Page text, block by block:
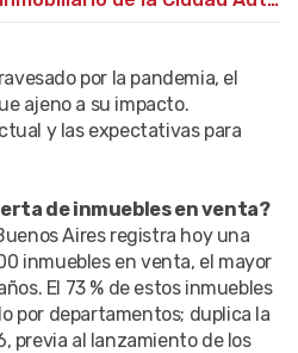
por la pandemia, el
ajeno a su impacto.
y las expectativas para
de inmuebles en venta?
Aires registra hoy una
inmuebles en venta, el mayor
El 73 % de estos inmuebles
por departamentos; duplica la
previa al lanzamiento de los